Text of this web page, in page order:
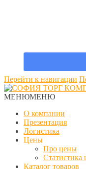
Перейти к навигации
МЕНЮМЕНЮ
О компании
Презентация
Логистика
Цены
Про цены
Статистика
Каталог товаров